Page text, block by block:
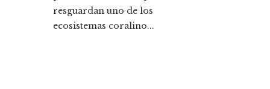
resguardan uno de los
ecosistemas coralino...